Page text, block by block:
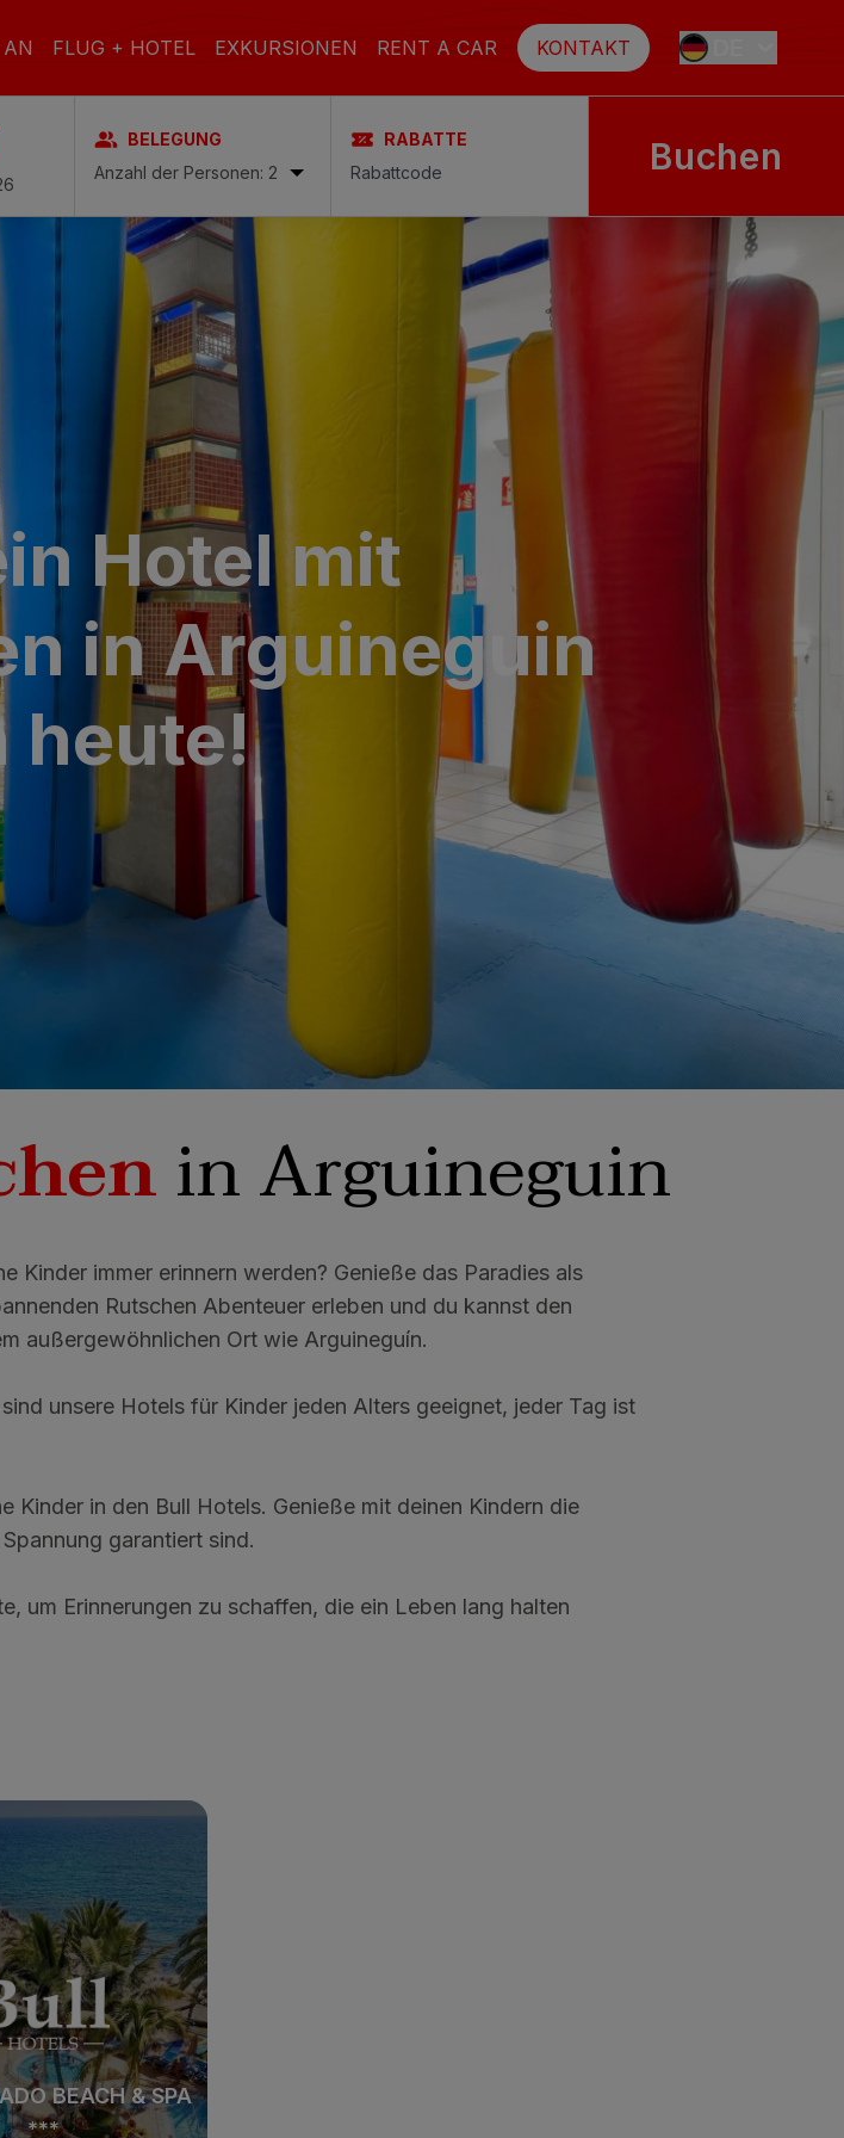
only
STADT
FLUG + HOTEL EXKURSIONEN RENT A CAR KONTAKT
EN
BELEGUNG
Anzahl der Personen: 2
RABATTE Buchen
Hotel mit
in Arguineguin
heute!
in Arguineguin
Kinder immer erinnern werden? Genieße das Paradies als
Rutschen Abenteuer erleben und du kannst den
außergewöhnlichen Ort wie Arguineguín.
unsere Hotels für Kinder jeden Alters geeignet, jeder Tag ist
Kinder in den Bull Hotels. Genieße mit deinen Kindern die
garantiert sind.
um Erinnerungen zu schaffen, die ein Leben lang halten
BEACH & SPA
***
BEACH & SPA
***